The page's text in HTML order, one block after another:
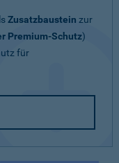
Zusatzbaustein zur
Premium-Schutz)
für